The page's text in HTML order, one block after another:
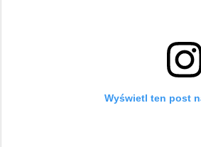
Wyświetl ten post